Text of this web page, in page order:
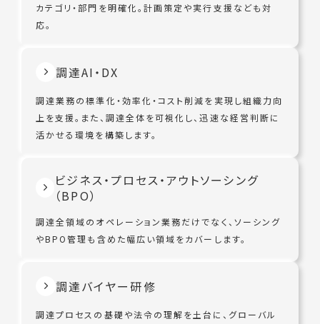
カテゴリ・部門を明確化。計画策定や実行支援なども対
応。
調達AI・DX
調達業務の標準化・効率化・コスト削減を実現し組織力向
上を支援。また、調達全体を可視化し、迅速な経営判断に
活かせる環境を構築します。
ビジネス・プロセス・アウトソーシング
（BPO）
調達全領域のオペレーション業務だけでなく、ソーシング
やBPO管理も含めた幅広い領域をカバーします。
調達バイヤー研修
調達プロセスの基礎や法令の理解を土台に、グローバル